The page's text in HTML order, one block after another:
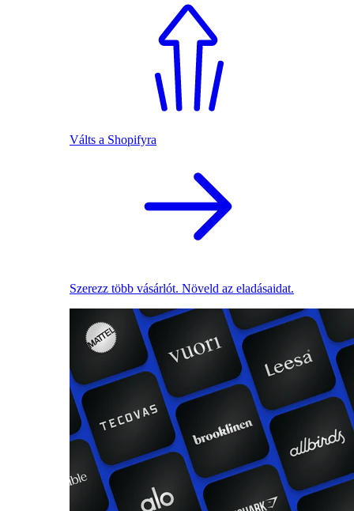
Válts a Shopifyra
Szerezz több vásárlót. Növeld az eladásaidat.